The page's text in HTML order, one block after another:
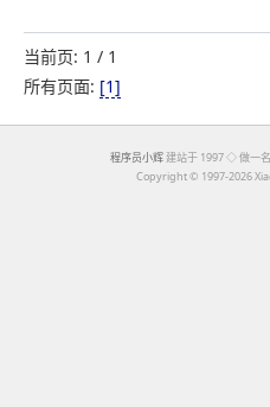
当前页: 1 / 1
所有页面: [1]
程序员小辉 建站于 1997 ◇ 做一
Copyright © 1997-2026